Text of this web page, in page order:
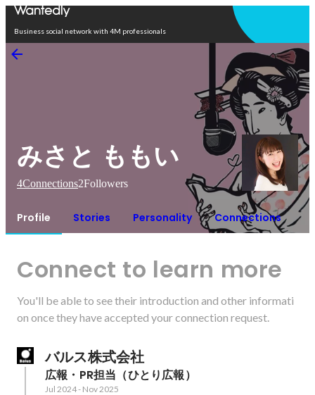
Business social network with 4M professionals
みさと ももい
4Connections2Followers
Profile Stories Personality Connections
Connect to learn more
You'll be able to see their introduction and other informati
on once they have accepted your connection request.
バルス株式会社
広報・PR担当（ひとり広報）
Jul 2024- Nov 2025